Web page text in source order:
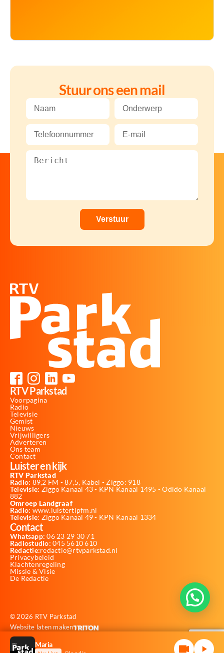
Stuur ons een mail
RTV Parkstad
Voorpagina
Radio
Televisie
Gemist
Nieuws
Vrijwilligers
Adverteren
Ons team
Contact
Luister en kijk
RTV Parkstad
Radio: 89,2 FM - 87,5, Kabel - Ziggo: 918
Televisie: Ziggo Kanaal 43 - KPN Kanaal 1495 - Odido Kanaal
882
Omroep Landgraaf
Radio: www.luistertipfm.nl
Televisie: Ziggo Kanaal 49 - KPN Kanaal 1334
Contact
Whatsapp: 06 23 29 30 71
Radiostudio: 045 5610 610
Redactie:redactie@rtvparkstad.nl
Privacybeleid
Klachtenregeling
Missie & Visie
De Redactie
© 2026 RTV Parkstad
Website laten maken
Maria